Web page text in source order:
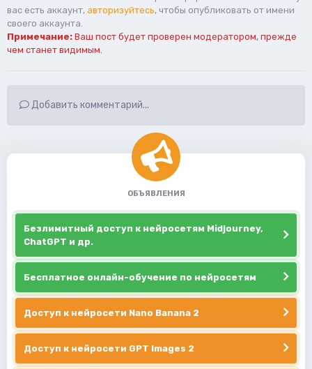
вас есть аккаунт, авторизуйтесь, чтобы опубликовать от имени
своего аккаунта.
Примечание: Ваш пост будет проверен модератором, прежде
чем станет видимым.
Добавить комментарий...
ОБЪЯВЛЕНИЯ
Безлимитный доступ к нейросетям Midjourney,
ChatGPT и др.
Бесплатное онлайн-обучение по нейросетям
Доступ к нейросети Nano Banana 2
Доступ к нейросети GPT Images 2